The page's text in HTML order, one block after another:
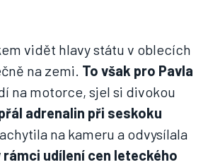
vidět hlavy státu v oblecích
na zemi. To však pro Pavla
na motorce, sjel si divokou
adrenalin při seskoku
na kameru a odvysílala
rámci udílení cen leteckého